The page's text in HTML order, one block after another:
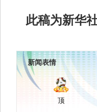
此稿为新华
新闻表情
顶